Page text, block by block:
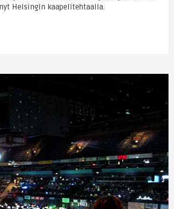
Helsingin kaapelitehtaalla.